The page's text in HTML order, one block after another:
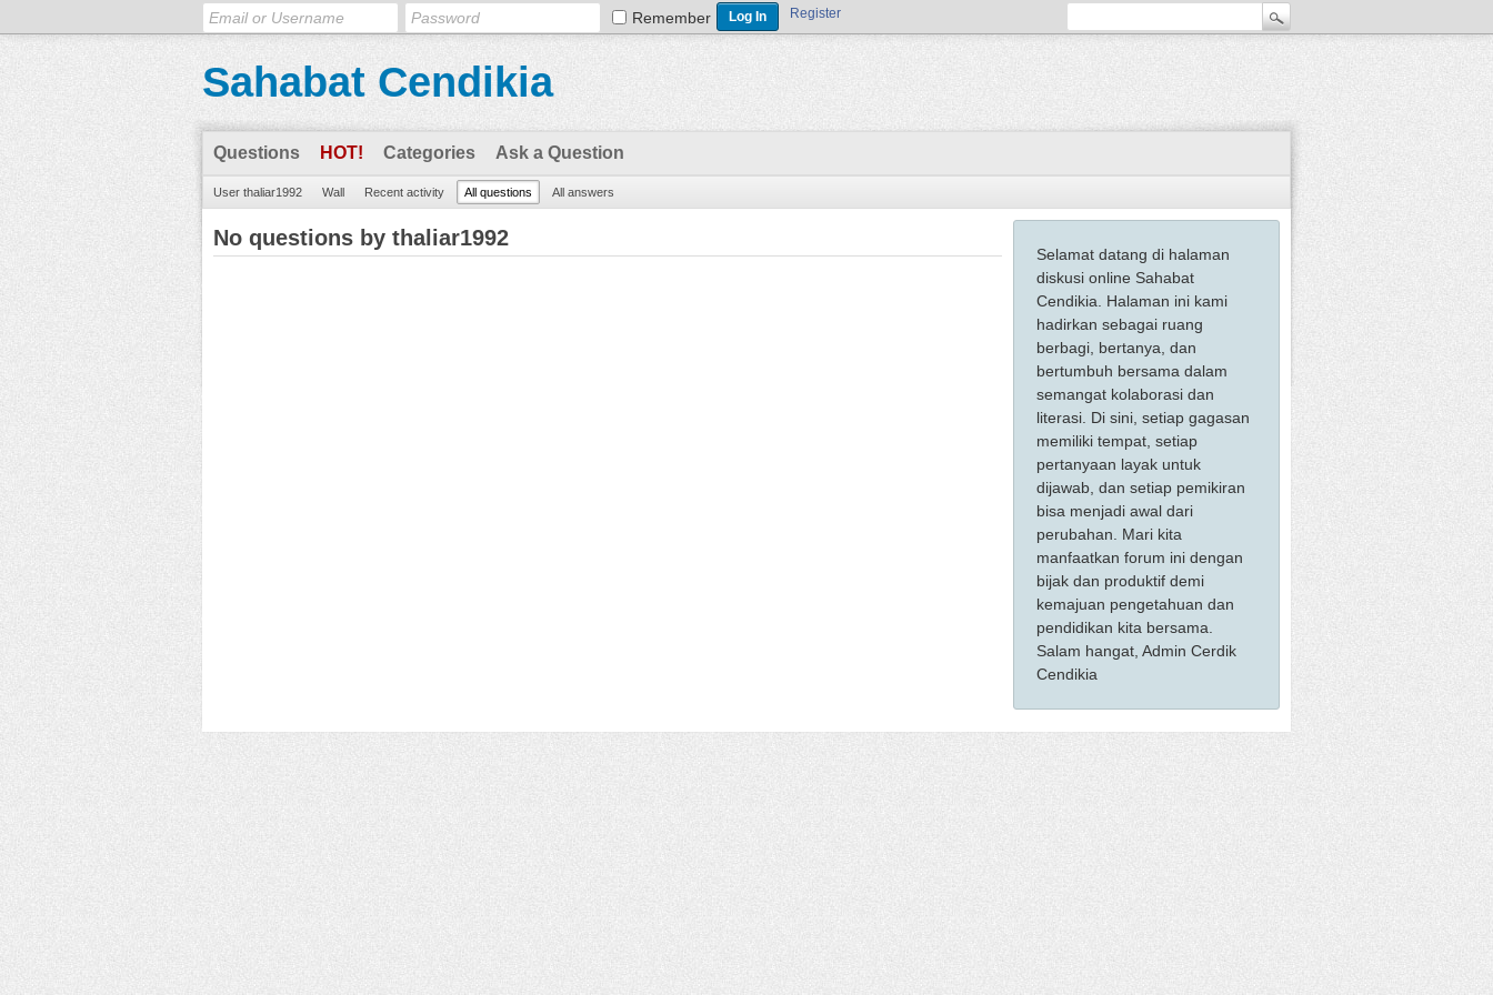
Remember Register
Sahabat Cendikia
Questions HOT! Categories Ask a Question
User thaliar1992 Wall Recent activity All questions All answers
Selamat datang di halaman
diskusi online Sahabat
Cendikia. Halaman ini kami
hadirkan sebagai ruang
berbagi, bertanya, dan
bertumbuh bersama dalam
semangat kolaborasi dan
literasi. Di sini, setiap gagasan
memiliki tempat, setiap
pertanyaan layak untuk
dijawab, dan setiap pemikiran
bisa menjadi awal dari
perubahan. Mari kita
manfaatkan forum ini dengan
bijak dan produktif demi
kemajuan pengetahuan dan
pendidikan kita bersama.
Salam hangat, Admin Cerdik
Cendikia
No questions by thaliar1992